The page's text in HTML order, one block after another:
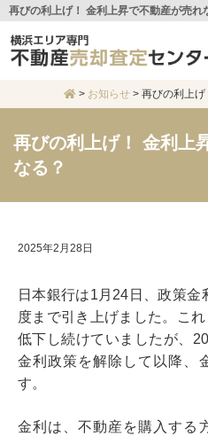
> お知らせ > 再びの利上げ
再びの利上げ！ 金利上
なる？
2025年2月28日
日本銀行は1月24日、政策金
度まで引き上げました。こ
低下し続けていましたが、
金利政策を解除して以降、
す。
金利は、不動産を購入する